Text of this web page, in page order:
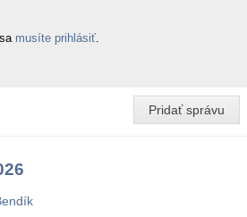
musíte prihlásiť
Pridať správu